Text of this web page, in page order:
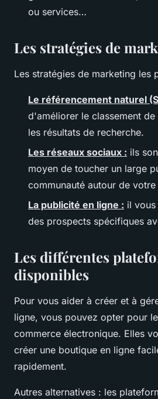
ou services…
Les stratégies de
Les stratégies de marketing les
Le référencement naturel
d'améliorer le classement
les résultats de recherche.
Les réseaux sociaux : ils
moyen de toucher un large
communauté autour de votre
La publicité en ligne : il
des prospects spécifiques
Les différentes
disponibles
Pour vous aider à créer et à
ligne, vous pouvez opter pour
commerce électronique. Elles
créer une boutique en ligne
rapidement.
Autres alternatives : les